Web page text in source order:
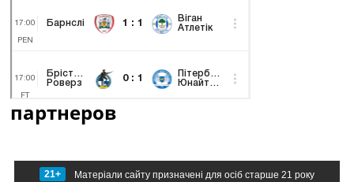
партнеров
21+ Матеріали сайту призначені для осіб старше 21 року